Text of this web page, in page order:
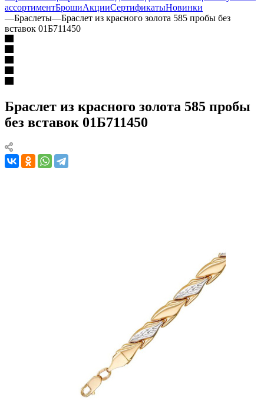
ассортиментБрошиАкцииСертификатыНовинки
—Браслеты—Браслет из красного золота 585 пробы без
вставок 01Б711450
Браслет из красного золота 585 пробы
без вставок 01Б711450